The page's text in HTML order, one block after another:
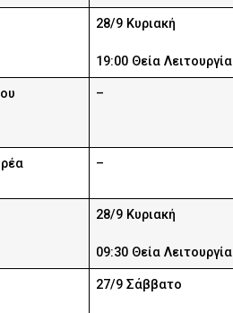
28/9 Κυριακή
19:00 Θεία Λειτουργία
–
–
28/9 Κυριακή
09:30 Θεία Λειτουργία
27/9 Σάββατο